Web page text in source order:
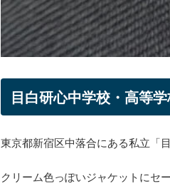
目白研心中学校・高等
東京都新宿区中落合にある私立「
クリーム色っぽいジャケットにセ